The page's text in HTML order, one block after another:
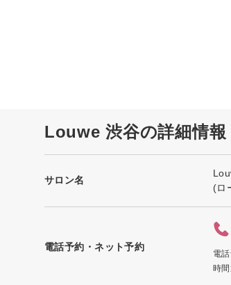
Louwe 渋谷の詳細情報
サロン名
(ロ
電話予約・ネット予約
電
時